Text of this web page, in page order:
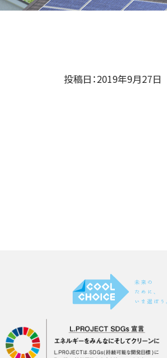
投稿日：2019年9月27日